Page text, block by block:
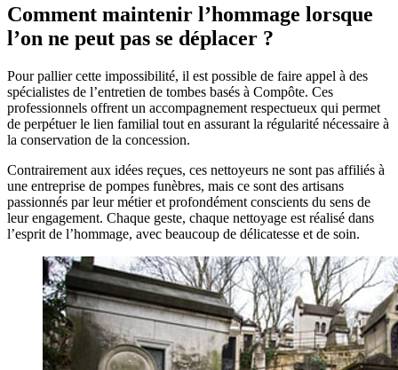
Comment maintenir l’hommage lorsque
l’on ne peut pas se déplacer ?
Pour pallier cette impossibilité, il est possible de faire appel à des
spécialistes de l’entretien de tombes basés à Compôte. Ces
professionnels offrent un accompagnement respectueux qui permet
de perpétuer le lien familial tout en assurant la régularité nécessaire à
la conservation de la concession.
Contrairement aux idées reçues, ces nettoyeurs ne sont pas affiliés à
une entreprise de pompes funèbres, mais ce sont des artisans
passionnés par leur métier et profondément conscients du sens de
leur engagement. Chaque geste, chaque nettoyage est réalisé dans
l’esprit de l’hommage, avec beaucoup de délicatesse et de soin.